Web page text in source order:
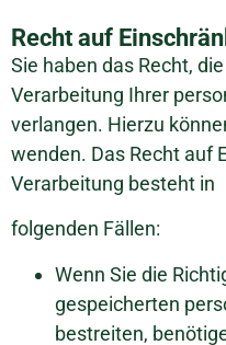
Recht auf
Sie haben das Recht,
Verarbeitung Ihrer
verlangen. Hierzu
wenden. Das Recht auf
Verarbeitung besteht in
folgenden Fällen:
Wenn Sie die
gespeicherten
bestreiten,